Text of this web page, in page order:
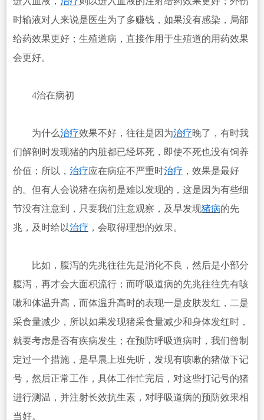
时输液对人来说是医生为了多赚钱，如果没有感染，局部
给药效果更好；生殖道病，直接作用于生殖道的用药效果
会更好。
4治在病初
为什么治疗效果不好，往往是因为治疗晚了，有时我
们解剖时发现猪的内脏都已经坏死，即使不死也没有饲养
价值；所以， 治疗应在病症不严重时治疗 ，效果是最好
的。但有人会说猪在病初是难以发现的，这是因为有些细
节没有注意到，只要我们注意观察，及早发现猪病的先
兆，及时给以治疗 ，会取得理想的效果。
比如，腹泻的先兆往往先是消化不良，然后是小部分
腹泻，再才会大面积流行；而呼吸道病的先兆往往先有咳
嗽和体温升高，而体温升高时的表现一是皮肤发红，二是
采食量减少，所以如果发现猪采食量减少和身体发红时，
就要考虑是否有疾病发生；在预防呼吸道病时，我们曾制
定过一个措施，是早晨上班先听，发现有咳嗽的猪做下记
号，然后正常工作，具体工作忙完后，对这些打记号的猪
进行测温，并注射长效抗生素，对呼吸道病的预防效果相
当好。